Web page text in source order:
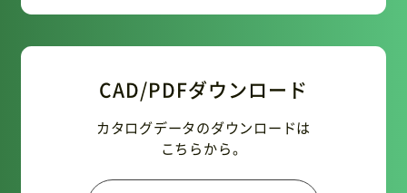
CAD/PDFダウンロード
カタログデータのダウンロードは
こちらから。